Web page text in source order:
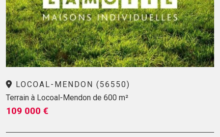
LOCOAL-MENDON (56550)
Terrain à Locoal-Mendon de 600 m²
109 000 €